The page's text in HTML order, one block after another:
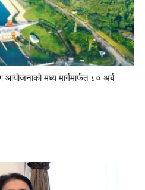
मध्य मार्गमार्फत ८० अर्ब